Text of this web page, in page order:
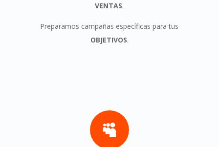
VENTAS.
Preparamos campañas específicas para tus
OBJETIVOS.
